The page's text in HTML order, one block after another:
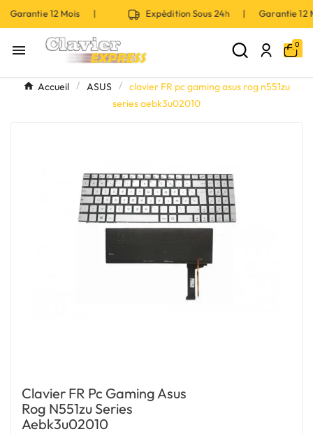
12 Mois | Expédition Sous 24h | Garantie
 0
Accueil ASUS
clavier FR pc gaming asus rog n551zu
series aebk3u02010
Clavier FR Pc Gaming Asus
Rog N551zu Series
Aebk3u02010